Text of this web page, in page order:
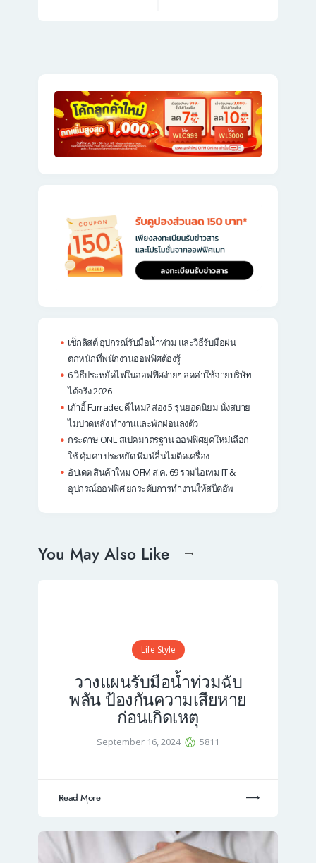
เช็กลิสต์ อุปกรณ์รับมือน้ำท่วม และวิธีรับมือฝน
ตกหนักที่พนักงานออฟฟิศต้องรู้
6 วิธีประหยัดไฟในออฟฟิศง่ายๆ ลดค่าใช้จ่ายบริษัท
ได้จริง 2026
เก้าอี้ Furradec ดีไหม? ส่อง 5 รุ่นยอดนิยม นั่งสบาย
ไม่ปวดหลัง ทำงานและพักผ่อนลงตัว
กระดาษ ONE สเปคมาตรฐาน ออฟฟิศยุคใหม่เลือก
ใช้ คุ้มค่า ประหยัด พิมพ์ลื่นไม่ติดเครื่อง
อัปเดต สินค้าใหม่ OFM ส.ค. 69 รวมไอเทม IT &
อุปกรณ์ออฟฟิศ ยกระดับการทำงานให้สปีดอัพ
You May Also Like
Life Style
วางแผนรับมือน้ำท่วมฉับ
พลัน ป้องกันความเสียหาย
ก่อนเกิดเหตุ
September 16, 2024 5811
Read More